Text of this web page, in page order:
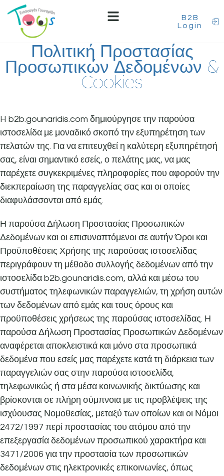
B2B
Login
Πολιτική Προστασίας
Προσωπικών Δεδομένων &
Cookies
H b2b.gounaridis.com δημιούργησε την παρούσα
ιστοσελίδα με μοναδικό σκοπό την εξυπηρέτηση των
πελατών της. Για να επιτευχθεί η καλύτερη εξυπηρέτησή
σας, είναι σημαντικό εσείς, ο πελάτης μας, να μας
παρέχετε συγκεκριμένες πληροφορίες που αφορούν την
διεκπεραίωση της παραγγελίας σας και οι οποίες
διαφυλάσσονται από εμάς.
Η παρούσα Δήλωση Προστασίας Προσωπικών
Δεδομένων και οι επισυναπτόμενοι σε αυτήν Όροι και
Προϋποθέσεις Χρήσης της παρούσας ιστοσελίδας
περιγράφουν τη μέθοδο συλλογής δεδομένων από την
ιστοσελίδα b2b.gounaridis.com, αλλά και μέσω του
συστήματος τηλεφωνικών παραγγελιών, τη χρήση αυτών
των δεδομένων από εμάς και τους όρους και
προϋποθέσεις χρήσεως της παρούσας ιστοσελίδας. Η
παρούσα Δήλωση Προστασίας Προσωπικών Δεδομένων
αναφέρεται αποκλειστικά και μόνο στα προσωπικά
δεδομένα που εσείς μας παρέχετε κατά τη διάρκεια των
παραγγελιών σας στην παρούσα ιστοσελίδα,
τηλεφωνικώς ή στα μέσα κοινωνικής δικτύωσης και
βρίσκονται σε πλήρη σύμπνοια με τις προβλέψεις της
ισχύουσας Νομοθεσίας, μεταξύ των οποίων και οι Νόμοι
2472/1997 περί προστασίας του ατόμου από την
επεξεργασία δεδομένων προσωπικού χαρακτήρα και
3471/2006 για την προστασία των προσωπικών
δεδομένων στις ηλεκτρονικές επικοινωνίες, όπως